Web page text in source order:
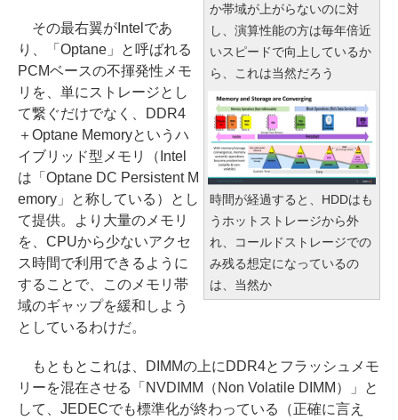
か帯域が上がらないのに対
し、演算性能の方は毎年倍近
いスピードで向上しているか
ら、これは当然だろう
時間が経過すると、HDDはも
うホットストレージから外
れ、コールドストレージでの
み残る想定になっているの
は、当然か
その最右翼がIntelであ
り、「Optane」と呼ばれる
PCMベースの不揮発性メモ
リを、単にストレージとし
て繋ぐだけでなく、DDR4
＋Optane Memoryというハ
イブリッド型メモリ（Intel
は「Optane DC Persistent M
emory」と称している）とし
て提供。より大量のメモリ
を、CPUから少ないアクセ
ス時間で利用できるように
することで、このメモリ帯
域のギャップを緩和しよう
としているわけだ。
もともとこれは、DIMMの上にDDR4とフラッシュメモ
リーを混在させる「NVDIMM（Non Volatile DIMM）」と
して、JEDECでも標準化が終わっている（正確に言え